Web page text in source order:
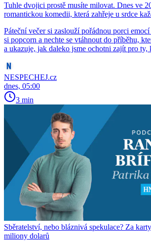
Tuhle dvojici prostě musíte milovat. Dnes ve
romantickou komedii, která zahřeje u srdce
Páteční večer si zaslouží pořádnou porci
si popcorn a nechte se vtáhnout do příběhu,
a ukazuje, jak daleko jsme ochotni zajít pro ty,
NESPECHEJ.cz
dnes, 05:00
3 min
Sběratelství, nebo bláznivá spekulace? Za
miliony dolarů